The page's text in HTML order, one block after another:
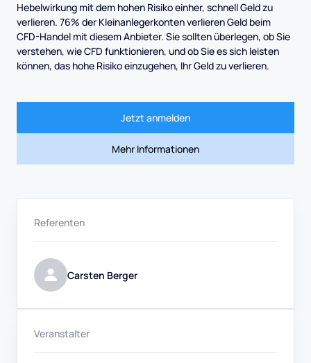
Hebelwirkung mit dem hohen Risiko einher, schnell Geld zu
verlieren. 76% der Kleinanlegerkonten verlieren Geld beim
CFD-Handel mit diesem Anbieter. Sie sollten überlegen, ob Sie
verstehen, wie CFD funktionieren, und ob Sie es sich leisten
können, das hohe Risiko einzugehen, Ihr Geld zu verlieren.
Jetzt anmelden
Mehr Informationen
Referenten
Carsten Berger
Veranstalter